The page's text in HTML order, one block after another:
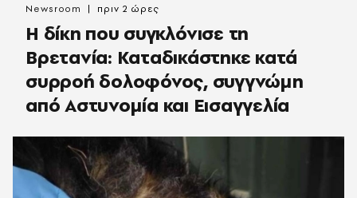
H δίκη που συγκλόνισε τη
Βρετανία: Καταδικάστηκε κατά
συρροή δολοφόνος, συγγνώμη
από Αστυνομία και Εισαγγελία
Newsroom πριν 2 ώρες